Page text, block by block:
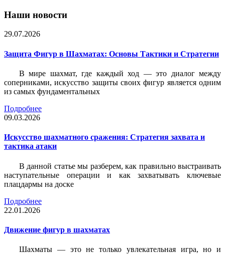
Наши новости
29.07.2026
Защита Фигур в Шахматах: Основы Тактики и Стратегии
В мире шахмат, где каждый ход — это диалог между
соперниками, искусство защиты своих фигур является одним
из самых фундаментальных
Подробнее
09.03.2026
Искусство шахматного сражения: Стратегия захвата и
тактика атаки
В данной статье мы разберем, как правильно выстраивать
наступательные операции и как захватывать ключевые
плацдармы на доске
Подробнее
22.01.2026
Движение фигур в шахматах
Шахматы — это не только увлекательная игра, но и